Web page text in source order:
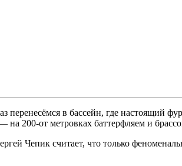
перенесёмся в бассейн, где настоящий
200-от метровках баттерфляем и
Чепик считает, что только